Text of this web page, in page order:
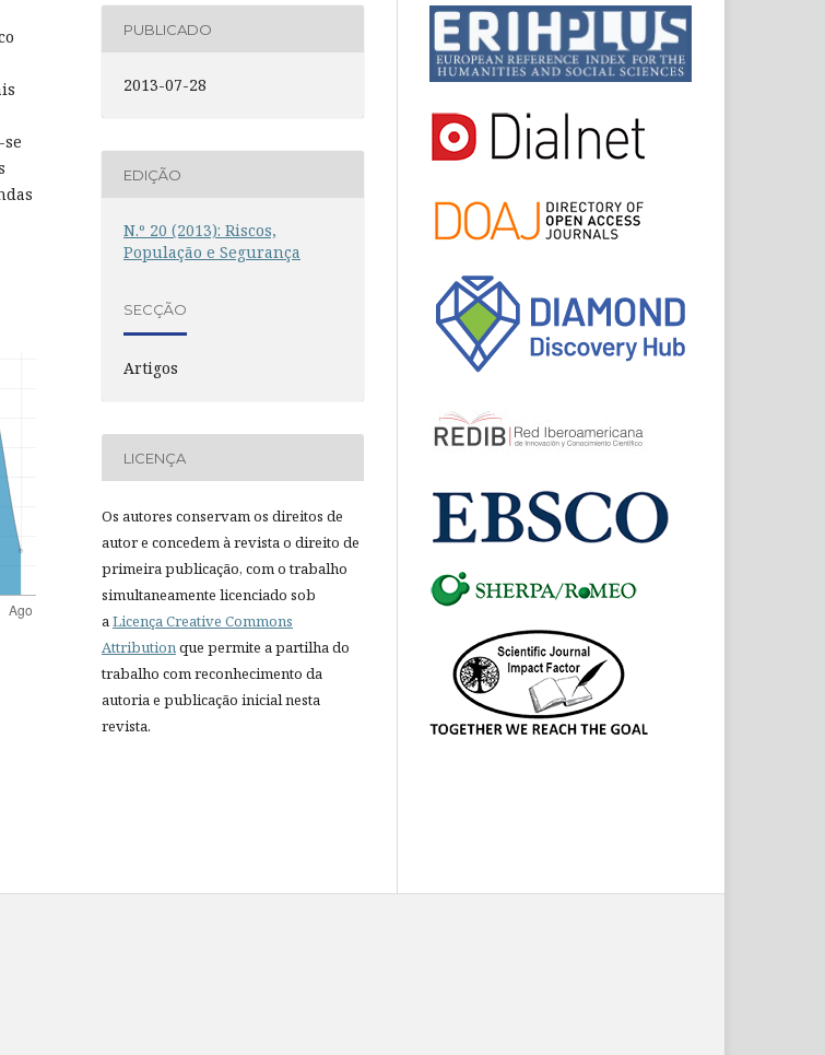
PUBLICADO
2013-07-28
EDIÇÃO
N.º 20 (2013): Riscos,
População e Segurança
SECÇÃO
Artigos
LICENÇA
Os autores conservam os direitos de
autor e concedem à revista o direito de
primeira publicação, com o trabalho
simultaneamente licenciado sob
aLicença Creative Commons
Attributionque permite a partilha do
trabalho com reconhecimento da
autoria e publicação inicial nesta
revista.